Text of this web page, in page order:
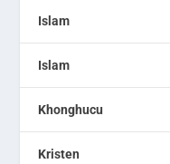
Islam
Islam
Khonghucu
Kristen